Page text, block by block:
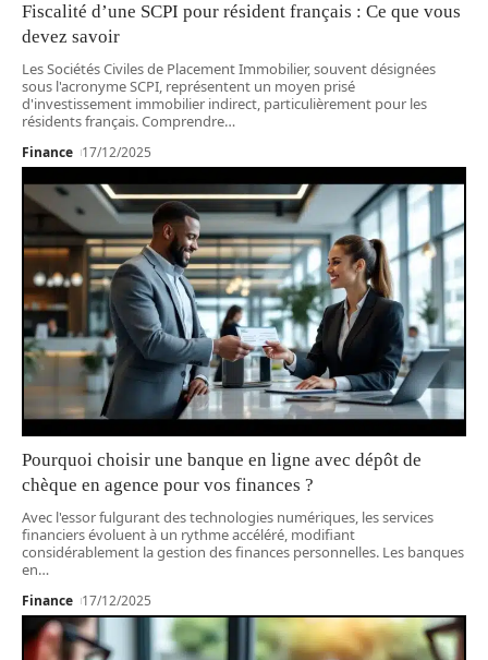
Fiscalité d’une SCPI pour résident français : Ce que vous
devez savoir
Les Sociétés Civiles de Placement Immobilier, souvent désignées
sous l'acronyme SCPI, représentent un moyen prisé
d'investissement immobilier indirect, particulièrement pour les
résidents français. Comprendre…
Finance 17/12/2025
Pourquoi choisir une banque en ligne avec dépôt de
chèque en agence pour vos finances ?
Avec l'essor fulgurant des technologies numériques, les services
financiers évoluent à un rythme accéléré, modifiant
considérablement la gestion des finances personnelles. Les banques
en…
Finance 17/12/2025